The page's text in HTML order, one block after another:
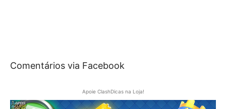
Comentários via Facebook
Apoie ClashDicas na Loja!